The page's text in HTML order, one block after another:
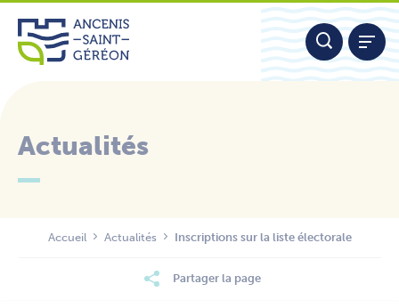
Aller
contenu
Actualités
Accueil Actualités Inscriptions sur la liste électorale
Partager la page
Panneau de gestion des cookies